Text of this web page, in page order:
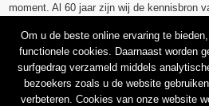
moment. Al 60 jaar zijn wij de kennisbron
De op dit platform gebruikte afbeeldingen,
vrij van rechten verkregen via de bron
binnen de aan APR media (groep) of BU
de daarmee verkregen rechten
Om u de beste online ervaring te
functionele cookies. Daarnaast worden
surfgedrag verzameld middels
bezoekers zoals u de website
verbeteren. Cookies van onze website